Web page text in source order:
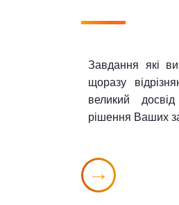
Завдання які
щоразу
великий
рішення Ваших